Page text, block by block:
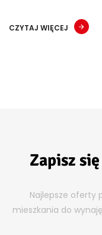
CZYTAJ WIĘCEJ
Zapisz
Najlepsze oferty
mieszkania do